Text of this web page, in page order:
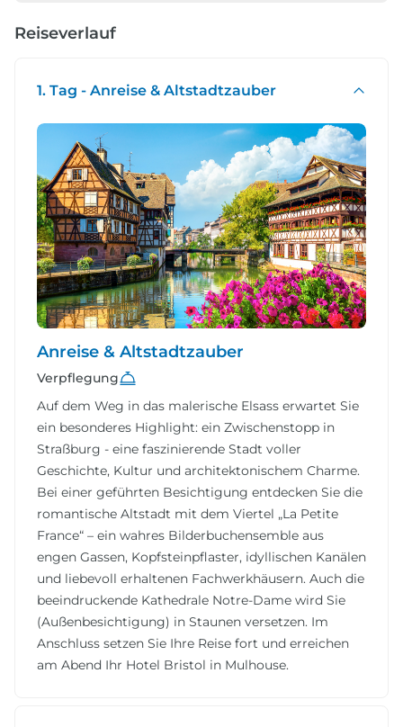
Reiseverlauf
1. Tag - Anreise & Altstadtzauber
Anreise & Altstadtzauber
Verpflegung
Auf dem Weg in das malerische Elsass erwartet Sie
ein besonderes Highlight: ein Zwischenstopp in
Straßburg - eine faszinierende Stadt voller
Geschichte, Kultur und architektonischem Charme.
Bei einer geführten Besichtigung entdecken Sie die
romantische Altstadt mit dem Viertel „La Petite
France“ – ein wahres Bilderbuchensemble aus
engen Gassen, Kopfsteinpflaster, idyllischen Kanälen
und liebevoll erhaltenen Fachwerkhäusern. Auch die
beeindruckende Kathedrale Notre-Dame wird Sie
(Außenbesichtigung) in Staunen versetzen. Im
Anschluss setzen Sie Ihre Reise fort und erreichen
am Abend Ihr Hotel Bristol in Mulhouse.